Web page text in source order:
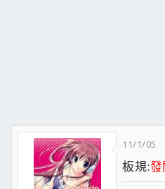
11/1/05
板規: